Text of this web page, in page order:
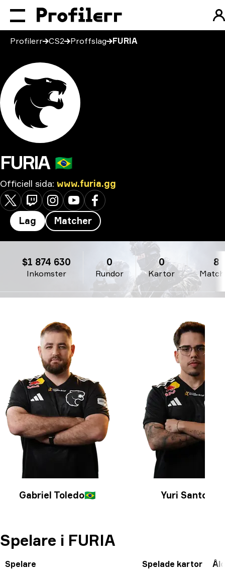
Profilerr CS2 Proffslag FURIA
FURIA 🇧🇷
Officiell sida: www.furia.gg
Lag Matcher
Inkomster
$1 874 630
Rundor
0
Kartor
0 8
Gabriel Toledo🇧🇷 Yuri Santos
Spelare i FURIA
Spelare Spelade kartor